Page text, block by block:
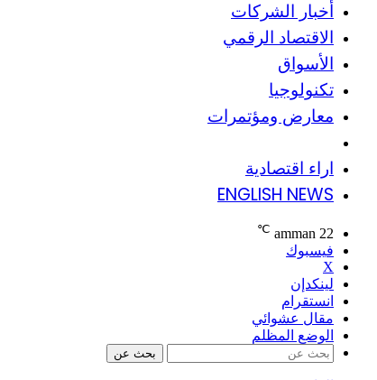
أخبار الشركات
الاقتصاد الرقمي
الأسواق
تكنولوجيا
معارض ومؤتمرات
اراء اقتصادية
ENGLISH NEWS
amman 22
℃
فيسبوك
‫X
لينكدإن
انستقرام
مقال عشوائي
الوضع المظلم
بحث عن